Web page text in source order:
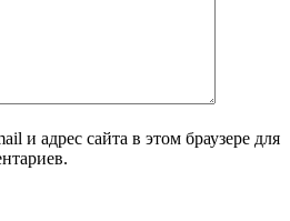
и адрес сайта в этом браузере для